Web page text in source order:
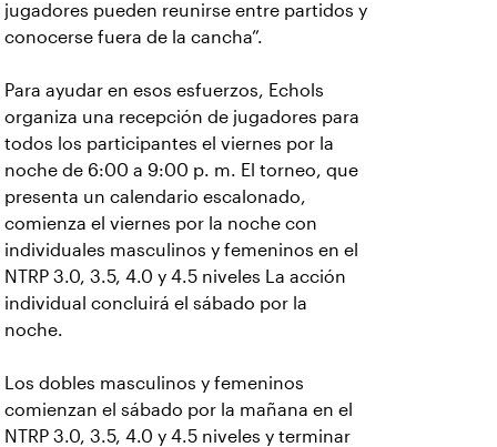
jugadores pueden reunirse entre partidos y
conocerse fuera de la cancha”.
Para ayudar en esos esfuerzos, Echols
organiza una recepción de jugadores para
todos los participantes el viernes por la
noche de 6:00 a 9:00 p. m. El torneo, que
presenta un calendario escalonado,
comienza el viernes por la noche con
individuales masculinos y femeninos en el
NTRP 3.0, 3.5, 4.0 y 4.5 niveles La acción
individual concluirá el sábado por la
noche.
Los dobles masculinos y femeninos
comienzan el sábado por la mañana en el
NTRP 3.0, 3.5, 4.0 y 4.5 niveles y terminar